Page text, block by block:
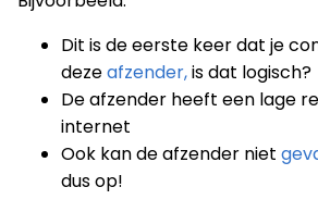
Dit is de eerste keer dat je
dezeafzender,is dat logisch?
De afzender heeft een lage
internet
Ook kan de afzender niet
dus op!